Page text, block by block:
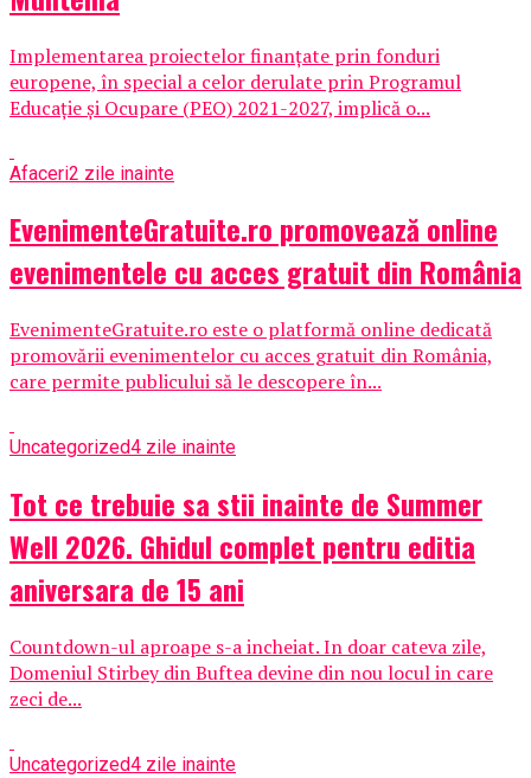
Implementarea proiectelor finanțate prin fonduri
europene, în special a celor derulate prin Programul
Educație și Ocupare (PEO) 2021-2027, implică o...
Afaceri2 zile inainte
EvenimenteGratuite.ro promovează online
evenimentele cu acces gratuit din România
EvenimenteGratuite.ro este o platformă online dedicată
promovării evenimentelor cu acces gratuit din România,
care permite publicului să le descopere în...
Uncategorized4 zile inainte
Tot ce trebuie sa stii inainte de Summer
Well 2026. Ghidul complet pentru editia
aniversara de 15 ani
Countdown-ul aproape s-a incheiat. In doar cateva zile,
Domeniul Stirbey din Buftea devine din nou locul in care
zeci de...
Uncategorized4 zile inainte